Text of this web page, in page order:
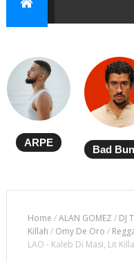
ARPE
Bad
Home /ALAN GOMEZ / DJ
Killah / Omy De Oro /
LAO - Kaleb Di Masi, Lit